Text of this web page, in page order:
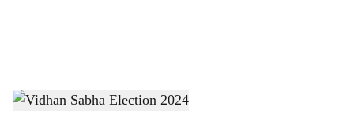
Vidhan Sabha Election 2024 -Agrowon